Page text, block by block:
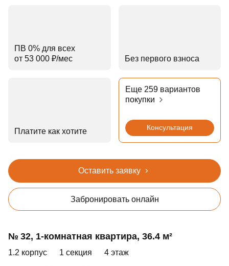
ПВ 0% для всех
от 53 000 ₽⁠/⁠мес
Без первого взноса
Платите как хотите
Еще 259 вариантов
покупки
Консультация
Оставить заявку
Забронировать онлайн
№ 32, 1‑комнатная квартира, 36.4 м²
1.2 корпус 1 секция 4 этаж